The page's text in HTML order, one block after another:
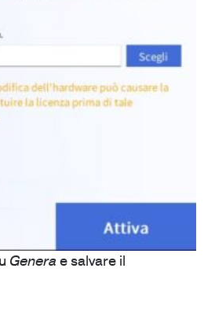
Genera e salvare il